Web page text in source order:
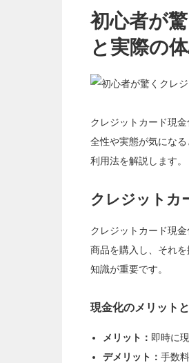
初心者が
と実際の
クレジットカード現
全性や実態が気にな
利用法を解説します。
クレジットカ
クレジットカード現
商品を購入し、それ
知識が重要です。
現金化のメリット
メリット： 即時に
デメリット： 手数